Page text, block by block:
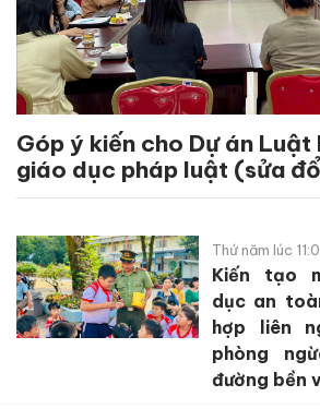
Góp ý kiến cho Dự án Luật
giáo dục pháp luật (sửa
Thứ năm lúc
Kiến tạo
dục an
hợp liên
phòng
đường bền